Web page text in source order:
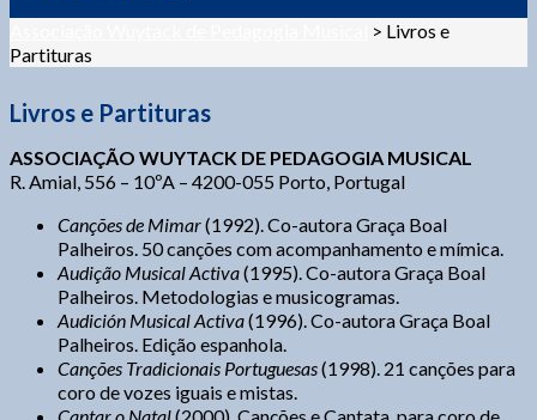
> Livros e
Partituras
Livros e Partituras
ASSOCIAÇÃO WUYTACK DE PEDAGOGIA MUSICAL
R. Amial, 556 – 10ºA – 4200-055 Porto, Portugal
Canções de Mimar(1992). Co-autora Graça Boal
Palheiros. 50 canções com acompanhamento e mímica.
Audição Musical Activa(1995). Co-autora Graça Boal
Palheiros. Metodologias e musicogramas.
Audición Musical Activa(1996). Co-autora Graça Boal
Palheiros. Edição espanhola.
Canções Tradicionais Portuguesas(1998). 21 canções para
coro de vozes iguais e mistas.